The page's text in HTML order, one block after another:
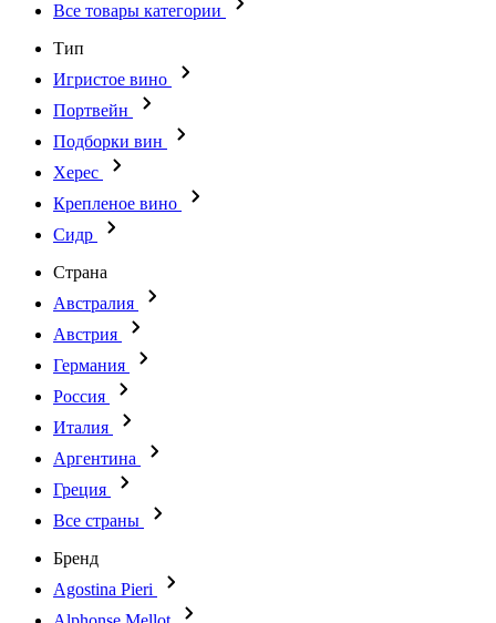
Все товары категории
Тип
Игристое вино
Портвейн
Подборки вин
Херес
Крепленое вино
Сидр
Страна
Австралия
Австрия
Германия
Россия
Италия
Аргентина
Греция
Все страны
Бренд
Agostina Pieri